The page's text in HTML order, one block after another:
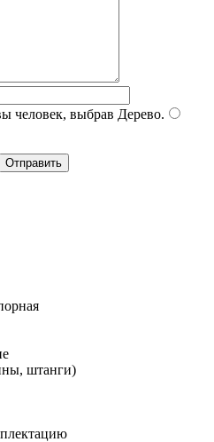
человек, выбрав Дерево.
штанги)